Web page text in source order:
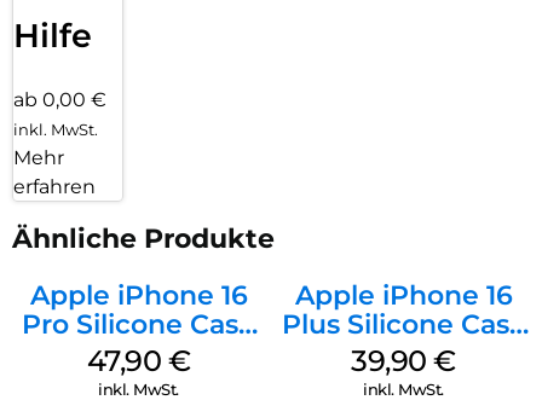
Hilfe
ab 0,00 €
inkl. MwSt.
Mehr
erfahren
Ähnliche Produkte
Apple iPhone 16
Pro Silicone Case
MagSafe Denim
47,90 €
inkl. MwSt.
Apple iPhone 16
Plus Silicone Case
MagSafe Plum
39,90€
inkl. MwSt.